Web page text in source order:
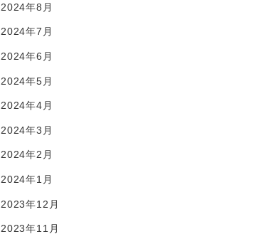
2024年8月
2024年7月
2024年6月
2024年5月
2024年4月
2024年3月
2024年2月
2024年1月
2023年12月
2023年11月